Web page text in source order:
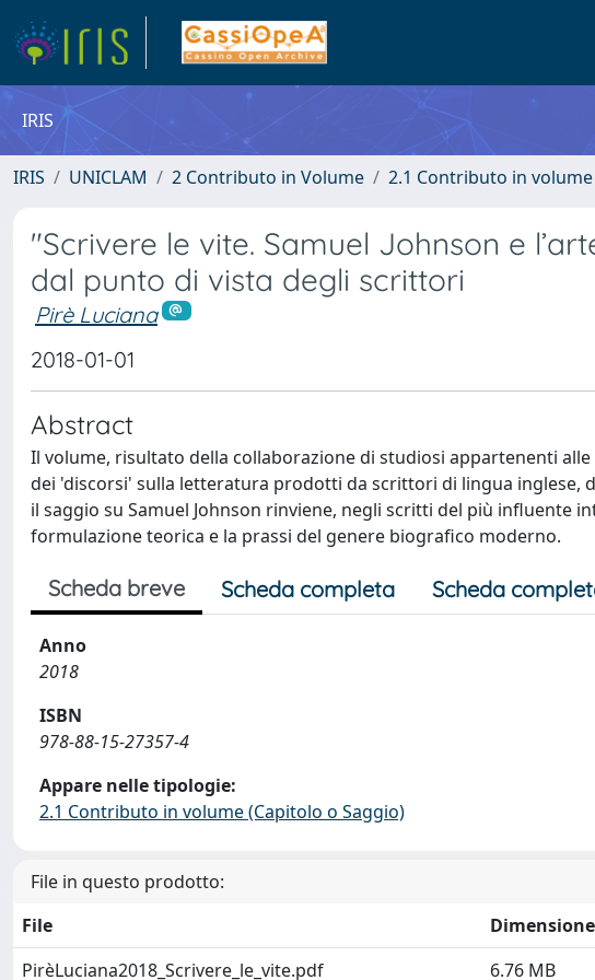
IRIS
IRIS UNICLAM 2 Contributo in Volume 2.1 Contributo in
"Scrivere le vite. Samuel Johnson e
dal punto di vista degli scrittori
Pirè Luciana
2018-01-01
Abstract
Il volume, risultato della collaborazione di studiosi appartenenti
dei 'discorsi' sulla letteratura prodotti da scrittori di lingua inglese,
il saggio su Samuel Johnson rinviene, negli scritti del più influente
formulazione teorica e la prassi del genere biografico moderno.
Scheda breve Scheda completa Scheda
Anno
2018
ISBN
978-88-15-27357-4
Appare nelle tipologie:
2.1 Contributo in volume (Capitolo o Saggio)
File in questo prodotto:
File
Dimensione
PirèLuciana2018_Scrivere_le_vite.pdf
6.76 MB